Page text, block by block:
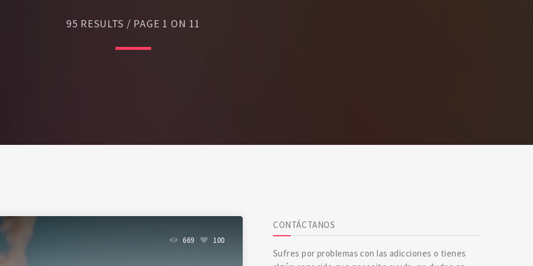
95 RESULTS / PAGE 1 ON 11
669 100
CONTÁCTANOS
Sufres por problemas con las adicciones o tienes